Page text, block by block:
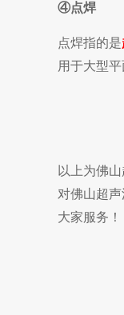
④点焊
点焊指的是
用于大型
以上为佛
对佛山超
大家服务！